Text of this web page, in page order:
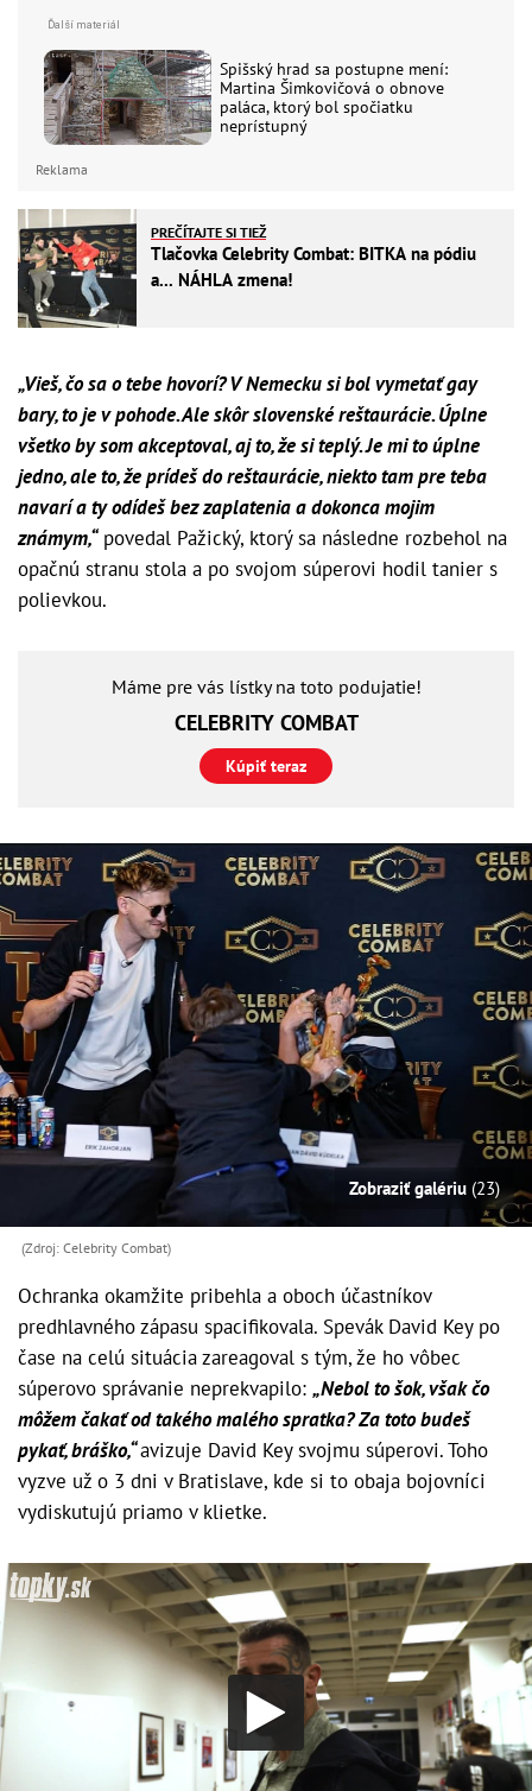
Spišský hrad sa postupne mení:
Martina Šimkovičová o obnove
paláca, ktorý bol spočiatku
neprístupný
Reklama
PREČÍTAJTE SI TIEŽ
Tlačovka Celebrity Combat: BITKA na pódiu
a... NÁHLA zmena!
„Vieš, čo sa o tebe hovorí? V Nemecku si bol vymetať gay
bary, to je v pohode. Ale skôr slovenské reštaurácie. Úplne
všetko by som akceptoval, aj to, že si teplý. Je mi to úplne
jedno, ale to, že prídeš do reštaurácie, niekto tam pre teba
navarí a ty odídeš bez zaplatenia a dokonca mojim
známym,“povedal Pažický, ktorý sa následne rozbehol na
opačnú stranu stola a po svojom súperovi hodil tanier s
polievkou.
Máme pre vás lístky na toto podujatie!
CELEBRITY COMBAT
Kúpiť teraz
Zobraziť galériu (23)
(Zdroj: Celebrity Combat)
Ochranka okamžite pribehla a oboch účastníkov
predhlavného zápasu spacifikovala. Spevák David Key po
čase na celú situácia zareagoval s tým, že ho vôbec
súperovo správanie neprekvapilo: „Nebol to šok, však čo
môžem čakať od takého malého spratka? Za toto budeš
pykať, bráško,“avizuje David Key svojmu súperovi. Toho
vyzve už o 3 dni v Bratislave, kde si to obaja bojovníci
vydiskutujú priamo v klietke.